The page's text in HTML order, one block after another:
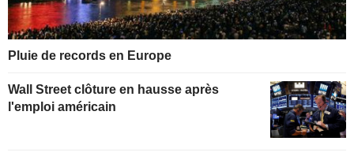
Pluie de records en Europe
Wall Street clôture en hausse après
l'emploi américain